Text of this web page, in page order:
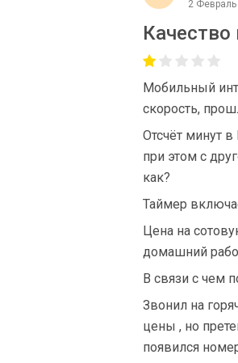
2
Мобильный
скорость,
Отсчёт минут
при этом с
как?
Таймер
Цена на
домашний
В связи с чем
Звонил на
цены , но
появился